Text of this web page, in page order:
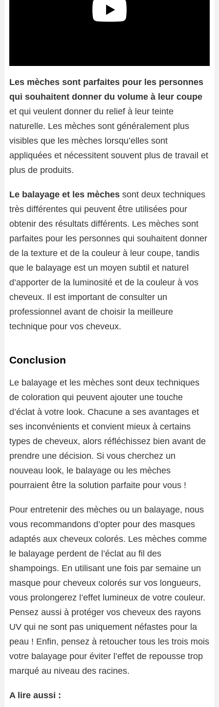
Les mèches sont parfaites pour les personnes
qui souhaitent donner du volume à leur coupe
et qui veulent donner du relief à leur teinte
naturelle. Les mèches sont généralement plus
visibles que les mèches lorsqu’elles sont
appliquées et nécessitent souvent plus de travail et
plus de produits.
Le balayage et les mèches sont deux techniques
très différentes qui peuvent être utilisées pour
obtenir des résultats différents. Les mèches sont
parfaites pour les personnes qui souhaitent donner
de la texture et de la couleur à leur coupe, tandis
que le balayage est un moyen subtil et naturel
d’apporter de la luminosité et de la couleur à vos
cheveux. Il est important de consulter un
professionnel avant de choisir la meilleure
technique pour vos cheveux.
Conclusion
Le balayage et les mèches sont deux techniques
de coloration qui peuvent ajouter une touche
d’éclat à votre look. Chacune a ses avantages et
ses inconvénients et convient mieux à certains
types de cheveux, alors réfléchissez bien avant de
prendre une décision. Si vous cherchez un
nouveau look, le balayage ou les mèches
pourraient être la solution parfaite pour vous !
Pour entretenir des mèches ou un balayage, nous
vous recommandons d’opter pour des masques
adaptés aux cheveux colorés. Les mèches comme
le balayage perdent de l’éclat au fil des
shampoings. En utilisant une fois par semaine un
masque pour cheveux colorés sur vos longueurs,
vous prolongerez l’effet lumineux de votre couleur.
Pensez aussi à protéger vos cheveux des rayons
UV qui ne sont pas uniquement néfastes pour la
peau ! Enfin, pensez à retoucher tous les trois mois
votre balayage pour éviter l’effet de repousse trop
marqué au niveau des racines.
A lire aussi :